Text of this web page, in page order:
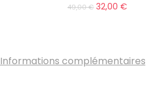
49,00€ 32,00€
Informations complémentaires